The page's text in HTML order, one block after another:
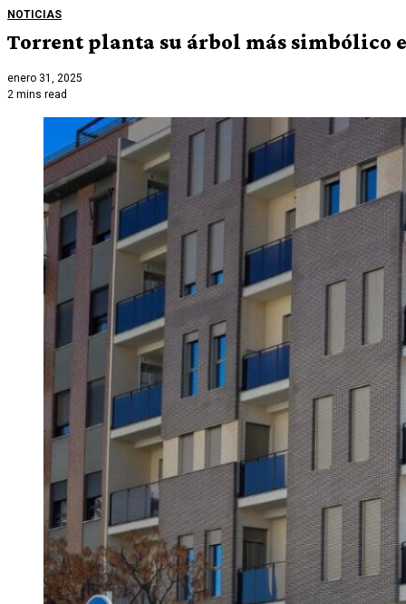
NOTICIAS
Torrent planta su árbol más simbólico
enero 31, 2025
2 mins read